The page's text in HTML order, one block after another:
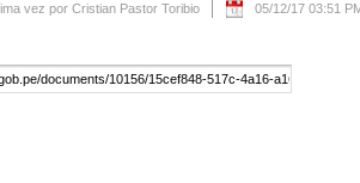
vez por Cristian Pastor Toribio
05/12/17 03:51